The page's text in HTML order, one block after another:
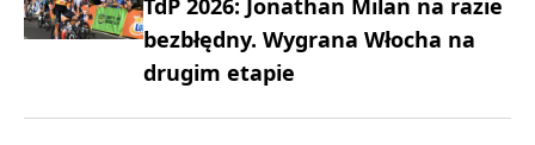
bezbłędny. Wygrana Włocha na
drugim etapie